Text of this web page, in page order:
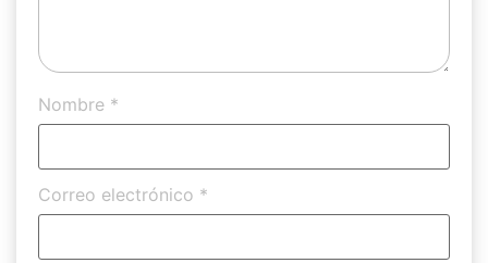
Nombre *
Correo electrónico *